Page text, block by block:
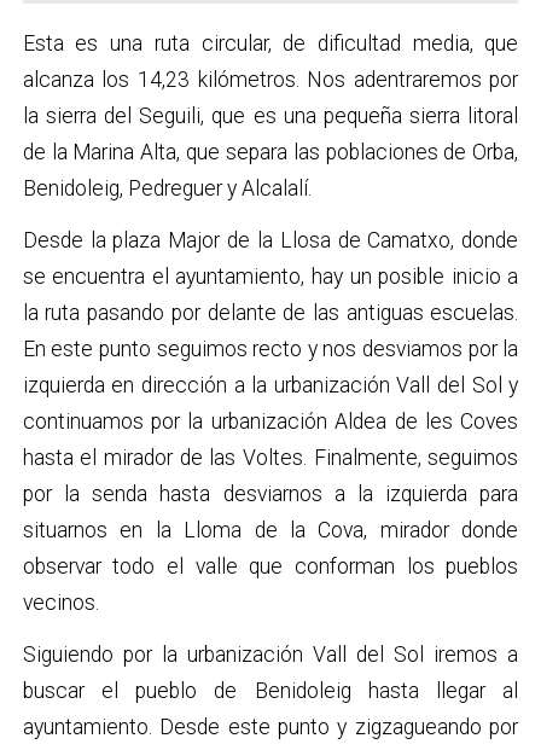
Esta es una ruta circular, de dificultad media, que
alcanza los 14,23 kilómetros. Nos adentraremos por
la sierra del Seguili, que es una pequeña sierra litoral
de la Marina Alta, que separa las poblaciones de Orba,
Benidoleig, Pedreguer y Alcalalí.
Desde la plaza Major de la Llosa de Camatxo, donde
se encuentra el ayuntamiento, hay un posible inicio a
la ruta pasando por delante de las antiguas escuelas.
En este punto seguimos recto y nos desviamos por la
izquierda en dirección a la urbanización Vall del Sol y
continuamos por la urbanización Aldea de les Coves
hasta el mirador de las Voltes. Finalmente, seguimos
por la senda hasta desviarnos a la izquierda para
situarnos en la Lloma de la Cova, mirador donde
observar todo el valle que conforman los pueblos
vecinos.
Siguiendo por la urbanización Vall del Sol iremos a
buscar el pueblo de Benidoleig hasta llegar al
ayuntamiento. Desde este punto y zigzagueando por